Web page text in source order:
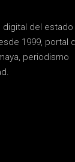
digital del estado
1999, portal
periodismo